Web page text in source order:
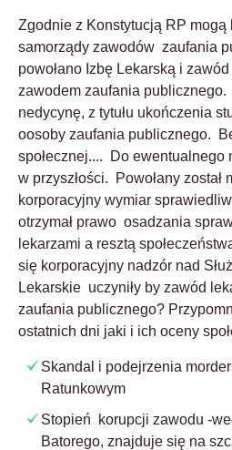
Zgodnie z Konstytucją RP mogą
samorządy zawodów zaufania
powołano Izbę Lekarską i
zawodem zaufania publicznego.
nedycynę, z tytułu ukończenia
oosoby zaufania publicznego.
społecznej.... Do ewentualnego
w przyszłości. Powołany został
korporacyjny wymiar
otrzymał prawo osadzania
lekarzami a resztą
się korporacyjny nadzór nad
Lekarskie uczyniły by zawód
zaufania publicznego?
ostatnich dni jaki i ich oceny
Skandal i podejrzenia
Ratunkowym
Stopień korupcji zawodu -
Batorego, znajduje się na